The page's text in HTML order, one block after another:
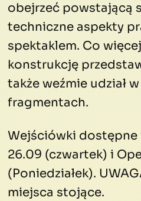
obejrzeć powstającą
techniczne aspekty
spektaklem. Co
konstrukcję
także weźmie udział
fragmentach.
Wejściówki dostępne
26.09 (czwartek) i
(Poniedziałek).
miejsca stojące.